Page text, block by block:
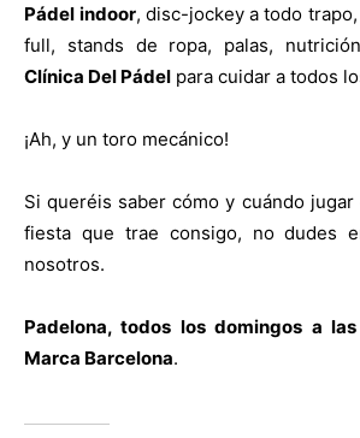
Pádel indoor, disc-jockey a todo
full, stands de ropa, palas,
Clínica Del Pádel para cuidar a todos
¡Ah, y un toro mecánico!
Si queréis saber cómo y cuándo
fiesta que trae consigo, no dudes
nosotros.
Padelona, todos los domingos a
Marca Barcelona.